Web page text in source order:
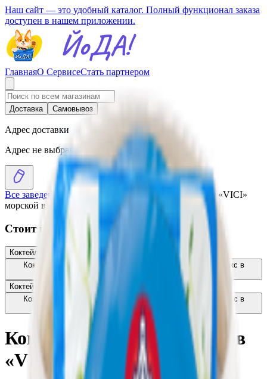
Наш сайт — это удобный каталог. Полный функционал заказа
доступен в нашем приложении.
ГлавнаяО СервисеСтать партнером
Доставка Самовывоз
Адрес доставки
Адрес не выбран
Все заведения Каталог
Коктейль из морепродуктов «VICI»
морской в масле
Стоит присмотреться
Коктейль из морепродуктов «VICI» морской BYNBYN
Коктейль из морепродуктов «Санта Бремор» морской микс в
Коктейль из морепродуктов «Vici» в рассоле
4.38BYN
Коктейль из морепродуктов «Санта Бремор» морской микс в
масле
5.77BYN BYN
Коктейль из морепродуктов
«VICI» морской в масле